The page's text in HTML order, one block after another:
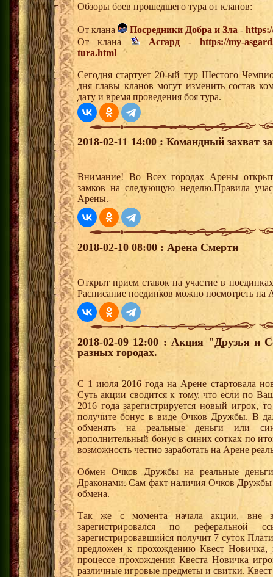
Обзоры боев прошедшего тура от кланов:
От клана Посредники Добра и Зла -
От клана
Асгард-https://my-
tura.html
Сегодня стартует 20-ый тур Шестого
дня главы кланов могут изменить состав
дату и время проведения боя тура.
2018-02-11 14:00 : Командный захват
Внимание! Во Всех городах Арены
замков на следующую неделю.Правила
Арены.
2018-02-10 08:00 : Арена Смерти
Открыт прием ставок на участие в
Расписание поединков можно посмотреть на
2018-02-09 12:00 : Акция "Друзья и
разных городах.
С 1 июля 2016 года на Арене стартовала
Суть акции сводится к тому, что если по
2016 года зарегистрируется новый
получите бонус в виде Очков Дружбы. В
обменять на реальные деньги или
дополнительный бонус в синих сотках по
возможность честно заработать на Арене
Обмен Очков Дружбы на реальные деньги
Драконами. Сам факт наличия Очков Дружбы
обмена.
Так же с момента начала акции, вне
зарегистрировался по
зарегистрировавшийся получит 7 суток
предложен к прохождению Квест
процессе прохождения Квеста Новичка
различные игровые предметы и свитки.